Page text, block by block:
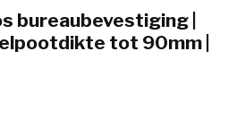
bureaubevestiging |
tot 90mm |